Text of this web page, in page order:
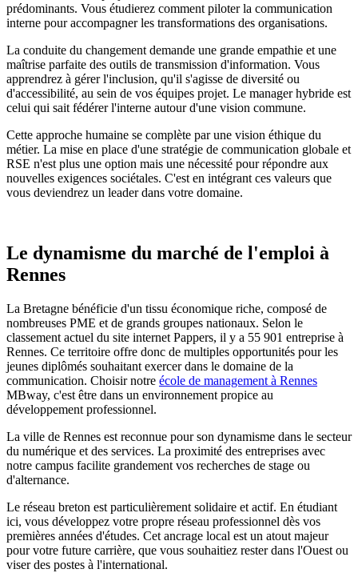
prédominants. Vous étudierez comment piloter la communication
interne pour accompagner les transformations des organisations.
La conduite du changement demande une grande empathie et une
maîtrise parfaite des outils de transmission d'information. Vous
apprendrez à gérer l'inclusion, qu'il s'agisse de diversité ou
d'accessibilité, au sein de vos équipes projet. Le manager hybride est
celui qui sait fédérer l'interne autour d'une vision commune.
Cette approche humaine se complète par une vision éthique du
métier. La mise en place d'une stratégie de communication globale et
RSE n'est plus une option mais une nécessité pour répondre aux
nouvelles exigences sociétales. C'est en intégrant ces valeurs que
vous deviendrez un leader dans votre domaine.
Le dynamisme du marché de l'emploi à
Rennes
La Bretagne bénéficie d'un tissu économique riche, composé de
nombreuses PME et de grands groupes nationaux. Selon le
classement actuel du site internet Pappers, il y a 55 901 entreprise à
Rennes. Ce territoire offre donc de multiples opportunités pour les
jeunes diplômés souhaitant exercer dans le domaine de la
communication. Choisir notre école de management à Rennes
MBway, c'est être dans un environnement propice au
développement professionnel.
La ville de Rennes est reconnue pour son dynamisme dans le secteur
du numérique et des services. La proximité des entreprises avec
notre campus facilite grandement vos recherches de stage ou
d'alternance.
Le réseau breton est particulièrement solidaire et actif. En étudiant
ici, vous développez votre propre réseau professionnel dès vos
premières années d'études. Cet ancrage local est un atout majeur
pour votre future carrière, que vous souhaitiez rester dans l'Ouest ou
viser des postes à l'international.